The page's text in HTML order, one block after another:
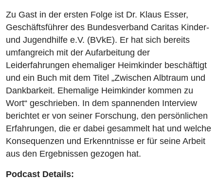
Zu Gast in der ersten Folge ist Dr. Klaus Esser,
Geschäftsführer des Bundesverband Caritas Kinder-
und Jugendhilfe e.V. (BVkE). Er hat sich bereits
umfangreich mit der Aufarbeitung der
Leiderfahrungen ehemaliger Heimkinder beschäftigt
und ein Buch mit dem Titel „Zwischen Albtraum und
Dankbarkeit. Ehemalige Heimkinder kommen zu
Wort“ geschrieben. In dem spannenden Interview
berichtet er von seiner Forschung, den persönlichen
Erfahrungen, die er dabei gesammelt hat und welche
Konsequenzen und Erkenntnisse er für seine Arbeit
aus den Ergebnissen gezogen hat.
Podcast Details: